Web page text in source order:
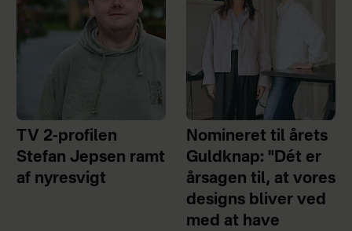
TV 2-profilen
Stefan Jepsen ramt
af nyresvigt
Nomineret til årets
Guldknap: "Dét er
årsagen til, at vores
designs bliver ved
med at have